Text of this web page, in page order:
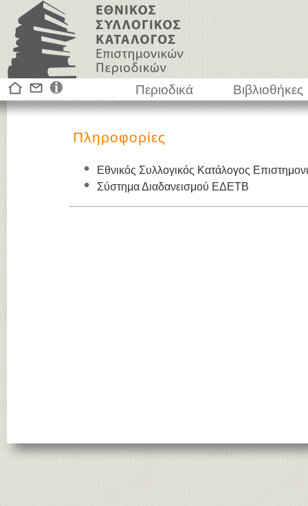
Περιοδικά Βιβλιοθήκες
Πληροφορίες
Εθνικός Συλλογικός Κατάλογος
Σύστημα Διαδανεισμού ΕΔΕΤΒ